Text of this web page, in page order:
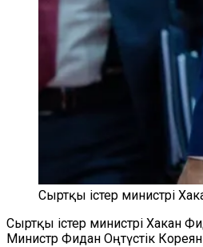
Сыртқы істер министрі
Сыртқы істер министрі Хакан
Министр Фидан Оңтүстік